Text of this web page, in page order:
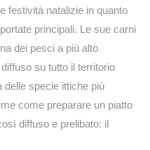
festività natalizie in quanto
principali. Le sue carni
dei pesci a più alto
su tutto il territorio
delle specie ittiche più
come preparare un piatto
diffuso e prelibato: il